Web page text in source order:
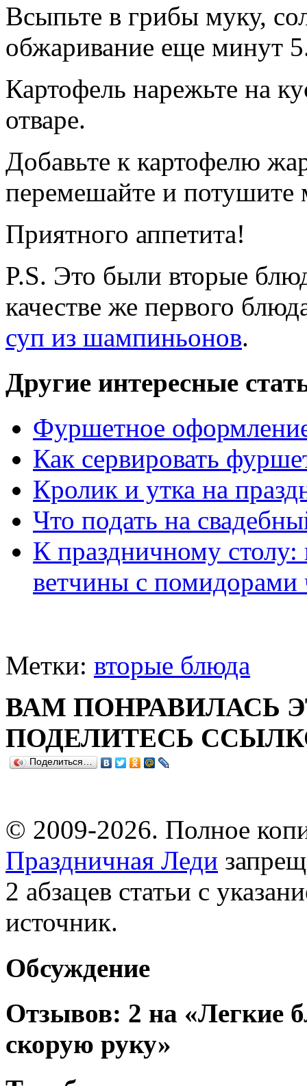
Всыпьте в грибы муку,
обжаривание еще минут
Картофель нарежьте на
отваре.
Добавьте к картофелю
перемешайте и потушите
Приятного аппетита!
P.S. Это были вторые
качестве же первого
суп из шампиньонов.
Другие интересные
Фуршетное
Как сервировать
Кролик и утка на
Что подать на
К праздничному столу:
ветчины с помидорами
Метки: вторые блюда
ВАМ ПОНРАВИЛАСЬ
ПОДЕЛИТЕСЬ
Поделиться…
© 2009-2026. Полное
Праздничная Леди
2 абзацев статьи с
источник.
Обсуждение
Отзывов: 2 на «Легкие
скорую руку»